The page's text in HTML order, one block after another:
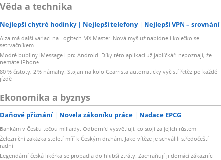
Věda a technika
Nejlepší chytré hodinky Nejlepší telefony Nejlepší VPN – srovnání
Alza má další variaci na Logitech MX Master. Nová myš už nabídne i kolečko se
setrvačníkem
Modré bubliny iMessage i pro Android. Díky této aplikaci už jablíčkáři nepoznají, že
nemáte iPhone
80 % čistoty, 2 % námahy. Stojan na kolo Gearrista automaticky vyčistí řetěz po každé
jízdě
Ekonomika a byznys
Daňové přiznání Novela zákoníku práce Nadace EPCG
Bankám v Česku tečou miliardy. Odborníci vysvětlují, co stojí za jejich růstem
Železniční zakázka století míří k Českým drahám. Jako vítěze je schválili středočeští
radní
Legendární česká likérka se propadla do hlubší ztráty. Zachraňují ji domácí zákazníci